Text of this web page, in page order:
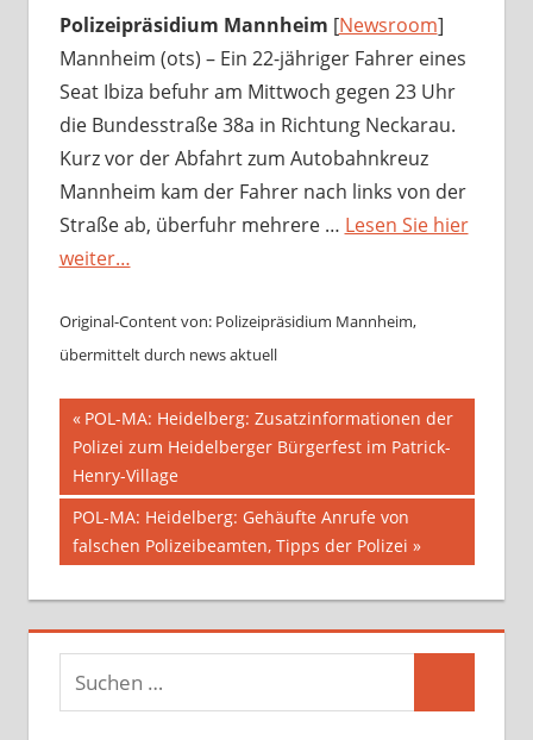
Polizeipräsidium Mannheim [Newsroom]
Mannheim (ots) – Ein 22-jähriger Fahrer eines
Seat Ibiza befuhr am Mittwoch gegen 23 Uhr
die Bundesstraße 38a in Richtung Neckarau.
Kurz vor der Abfahrt zum Autobahnkreuz
Mannheim kam der Fahrer nach links von der
Straße ab, überfuhr mehrere … Lesen Sie hier
weiter…
Original-Content von: Polizeipräsidium Mannheim,
übermittelt durch news aktuell
Beitragsnavigation
Vorheriger
Beitrag:
POL-MA: Heidelberg: Zusatzinformationen der
Polizei zum Heidelberger Bürgerfest im Patrick-
Henry-Village
Nächster
Beitrag:
POL-MA: Heidelberg: Gehäufte Anrufe von
falschen Polizeibeamten, Tipps der Polizei
Suchen
nach: